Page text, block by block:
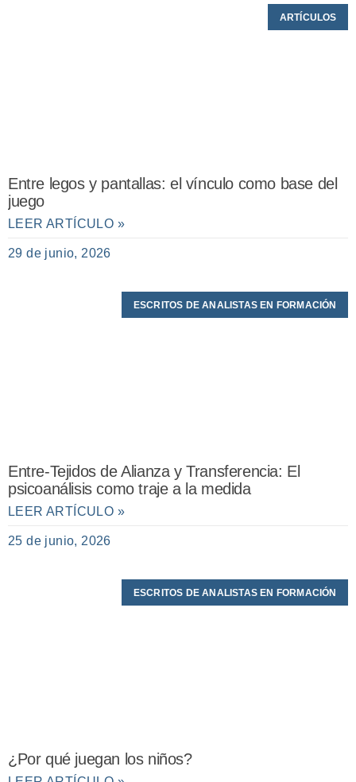
ARTÍCULOS
Entre legos y pantallas: el vínculo como base del
juego
LEER ARTÍCULO »
29 de junio, 2026
ESCRITOS DE ANALISTAS EN FORMACIÓN
Entre-Tejidos de Alianza y Transferencia: El
psicoanálisis como traje a la medida
LEER ARTÍCULO »
25 de junio, 2026
ESCRITOS DE ANALISTAS EN FORMACIÓN
¿Por qué juegan los niños?